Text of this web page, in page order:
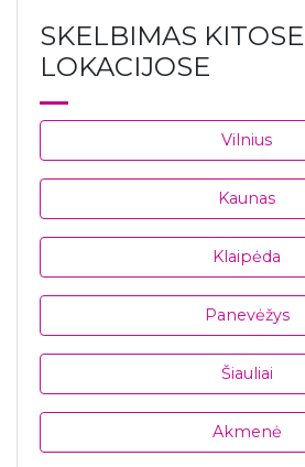
SKELBIMAS KITOSE
LOKACIJOSE
Vilnius
Kaunas
Klaipėda
Panevėžys
Šiauliai
Akmenė